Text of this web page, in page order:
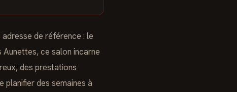
de référence : le
ce salon incarne
des prestations
planifier des semaines à